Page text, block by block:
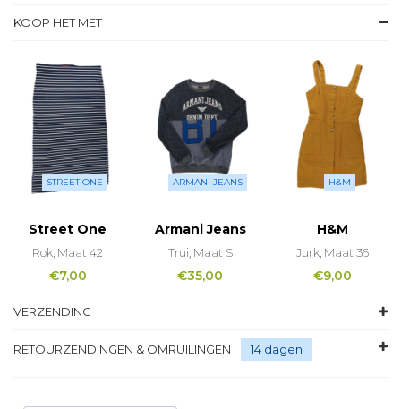
KOOP HET MET
STREET ONE
Street One
Rok, Maat 42
€7,00
ARMANI JEANS
Armani Jeans
Trui, Maat S
€35,00
H&M
H&M
Jurk, Maat 36
€9,00
VERZENDING
RETOURZENDINGEN & OMRUILINGEN 14 dagen